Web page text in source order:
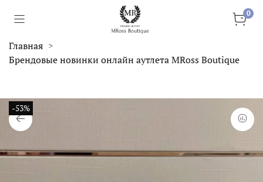
0
Главная
Брендовые новинки онлайн аутлета MRoss Boutique
-53%